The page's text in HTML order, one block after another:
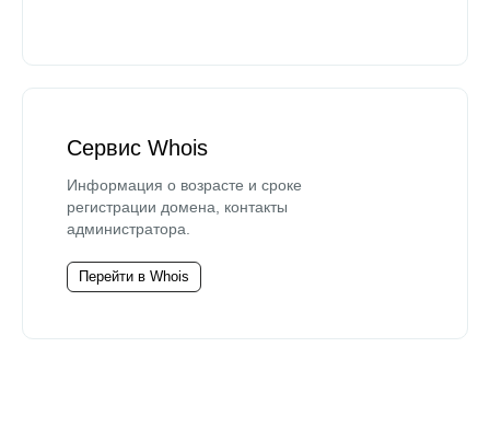
Сервис Whois
Информация о возрасте и сроке
регистрации домена, контакты
администратора.
Перейти в Whois